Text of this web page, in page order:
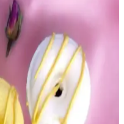
koku ve 450 ml şişe ile
sunar, ekonomik ve
Doğal Kokular ve
Deneyim
hoş kokularıyla ferahlatıcı,
geniş kullanım
deneyimi sunar.